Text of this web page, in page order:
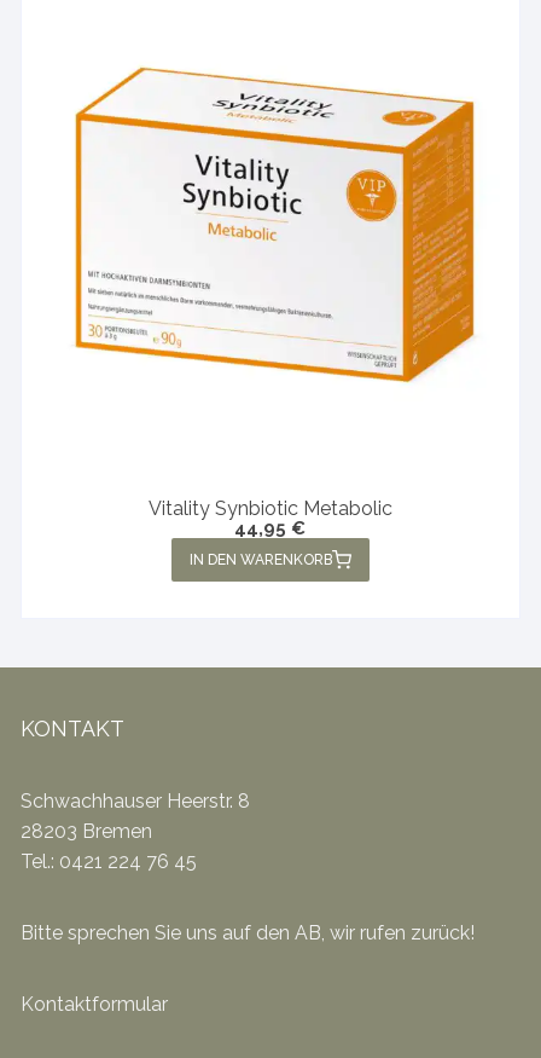
Vitality Synbiotic Metabolic
44,95 €
IN DEN WARENKORB
KONTAKT
Schwachhauser Heerstr. 8
28203 Bremen
Tel.: 0421 224 76 45
Bitte sprechen Sie uns auf den AB, wir rufen zurück!
Kontaktformular